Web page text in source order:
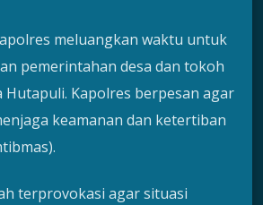
meluangkan waktu untuk
pemerintahan desa dan tokoh
Hutapuli. Kapolres berpesan agar
keamanan dan ketertiban
terprovokasi agar situasi